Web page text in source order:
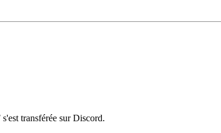
transférée sur Discord.